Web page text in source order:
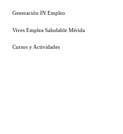
Generación IN Empleo
Vives Emplea Saludable Mérida
Cursos y Actividades